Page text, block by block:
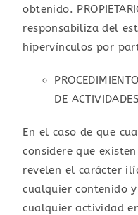
obtenido.
responsabiliza del
hipervínculos por
DE
En el caso de que
considere que
revelen el carácter
cualquier contenido
cualquier actividad